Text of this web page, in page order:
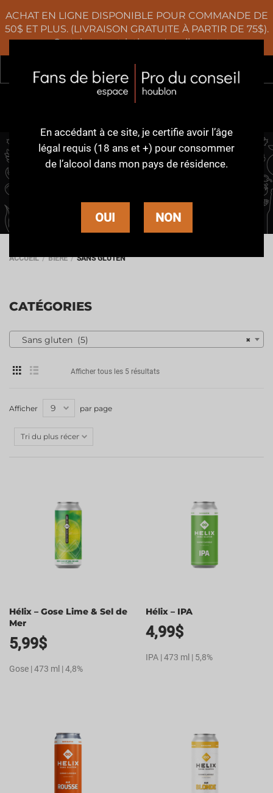
ACHAT EN LIGNE DISPONIBLE POUR COMMANDE DE
50$ ET PLUS. (LIVRAISON GRATUITE À PARTIR DE 75$).
Certaines restrictions s'appliquent
0
ACCUEIL BIÈRE SANS GLUTEN
CATÉGORIES
×
Sans gluten (5)
Afficher tous les 5 résultats
Afficher par page
Hélix – Gose Lime & Sel de
Mer
5,99$
Gose | 473 ml | 4,8%
Hélix – IPA
4,99$
IPA | 473 ml | 5,8%
En accédant à ce site, je certifie avoir l’âge
légal requis (18 ans et +) pour consommer
de l’alcool dans mon pays de résidence.
OUI NON